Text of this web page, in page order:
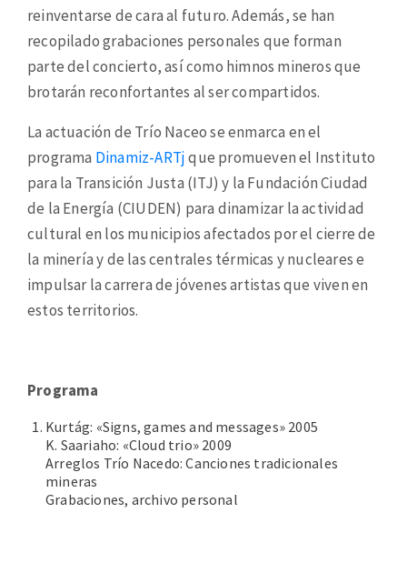
reinventarse de cara al futuro. Además, se han
recopilado grabaciones personales que forman
parte del concierto, así como himnos mineros que
brotarán reconfortantes al ser compartidos.
La actuación de Trío Naceo se enmarca en el
programa Dinamiz-ARTjque promueven el Instituto
para la Transición Justa (ITJ) y la Fundación Ciudad
de la Energía (CIUDEN) para dinamizar la actividad
cultural en los municipios afectados por el cierre de
la minería y de las centrales térmicas y nucleares e
impulsar la carrera de jóvenes artistas que viven en
estos territorios.
Programa
Kurtág: «Signs, games and messages» 2005
K. Saariaho: «Cloud trio» 2009
Arreglos Trío Nacedo: Canciones tradicionales
mineras
Grabaciones, archivo personal